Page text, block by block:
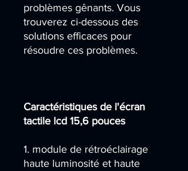
problèmes gênants. Vous
trouverez ci-dessous des
solutions efficaces pour
résoudre ces problèmes.
Caractéristiques de l'écran
tactile lcd 15,6 pouces
1. module de rétroéclairage
haute luminosité et haute